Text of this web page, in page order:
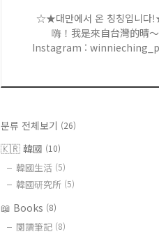
☆★대만에서 온 칭칭입니
嗨！我是來自台灣的晴～
Instagram :
분류 전체보기 (26)
🇰🇷 韓國 (10)
韓國生活 (5)
韓國研究所 (5)
📖 Books (8)
閱讀筆記 (8)